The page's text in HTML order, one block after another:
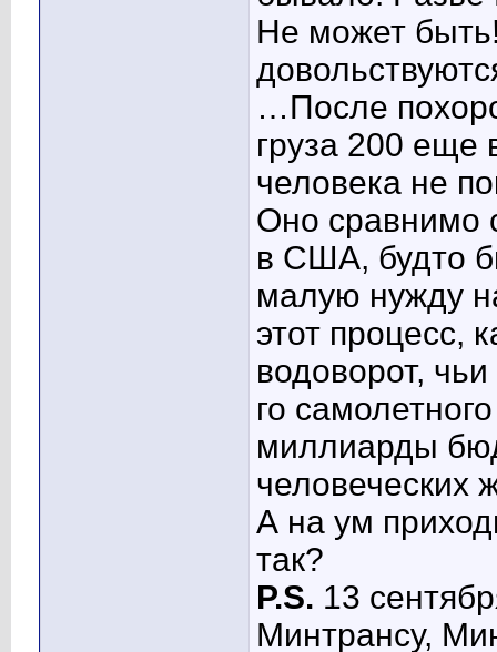
Не может
…После
груза 200 еще
человека не
Оно сравнимо
в США, будто
малую нужду
этот процесс,
водоворот,
го
миллиарды
человеческих
А на ум
так?
P.S. 13
Минтрансу,